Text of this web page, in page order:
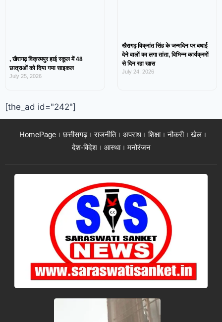
, खैरागढ़ विक्रमपुर हाई स्कूल में 48
छात्राओं को दिया गया साइकल
July 25, 2026
खैरागढ़ विक्रांत सिंह के जन्मदिन पर बधाई
देने वालों का लगा तांता, विभिन्न कार्यक्रमों
से दिन रहा खास
July 24, 2026
[the_ad id="242"]
HomePage छत्तीसगढ़ राजनीति अपराध शिक्षा नौकरी
खेल
देश-विदेश
आस्था मनोरंजन